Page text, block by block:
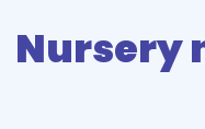
Nursery